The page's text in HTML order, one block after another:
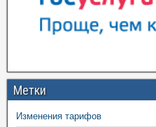
Метки
Изменения тарифов